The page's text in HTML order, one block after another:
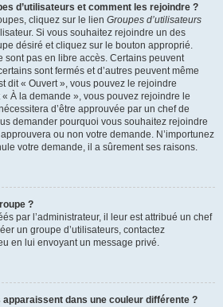
d’utilisateurs et comment les rejoindre ?
cliquez sur le lien Groupes d’utilisateurs
Si vous souhaitez rejoindre un des
désiré et cliquez sur le bouton approprié.
sont pas en libre accès. Certains peuvent
sont fermés et d’autres peuvent même
dit « Ouvert », vous pouvez le rejoindre
À la demande », vous pouvez rejoindre le
d’être approuvée par un chef de
demander pourquoi vous souhaitez rejoindre
ou non votre demande. N’importunez
votre demande, il a sûrement ses raisons.
?
par l’administrateur, il leur est attribué un chef
un groupe d’utilisateurs, contactez
en lui envoyant un message privé.
dans une couleur différente ?